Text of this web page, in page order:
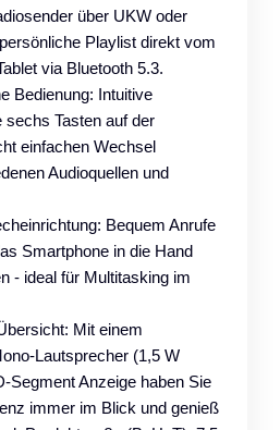
über UKW oder
Playlist direkt vom
via Bluetooth 5.3.
Bedienung: Intuitive
sechs Tasten auf der
einfachen Wechsel
Audioquellen und
Bequem Anrufe
Smartphone in die Hand
- ideal für Multitasking im
Mit einem
Lautsprecher (1,5 W
Segment Anzeige haben Sie
immer im Blick und genieß